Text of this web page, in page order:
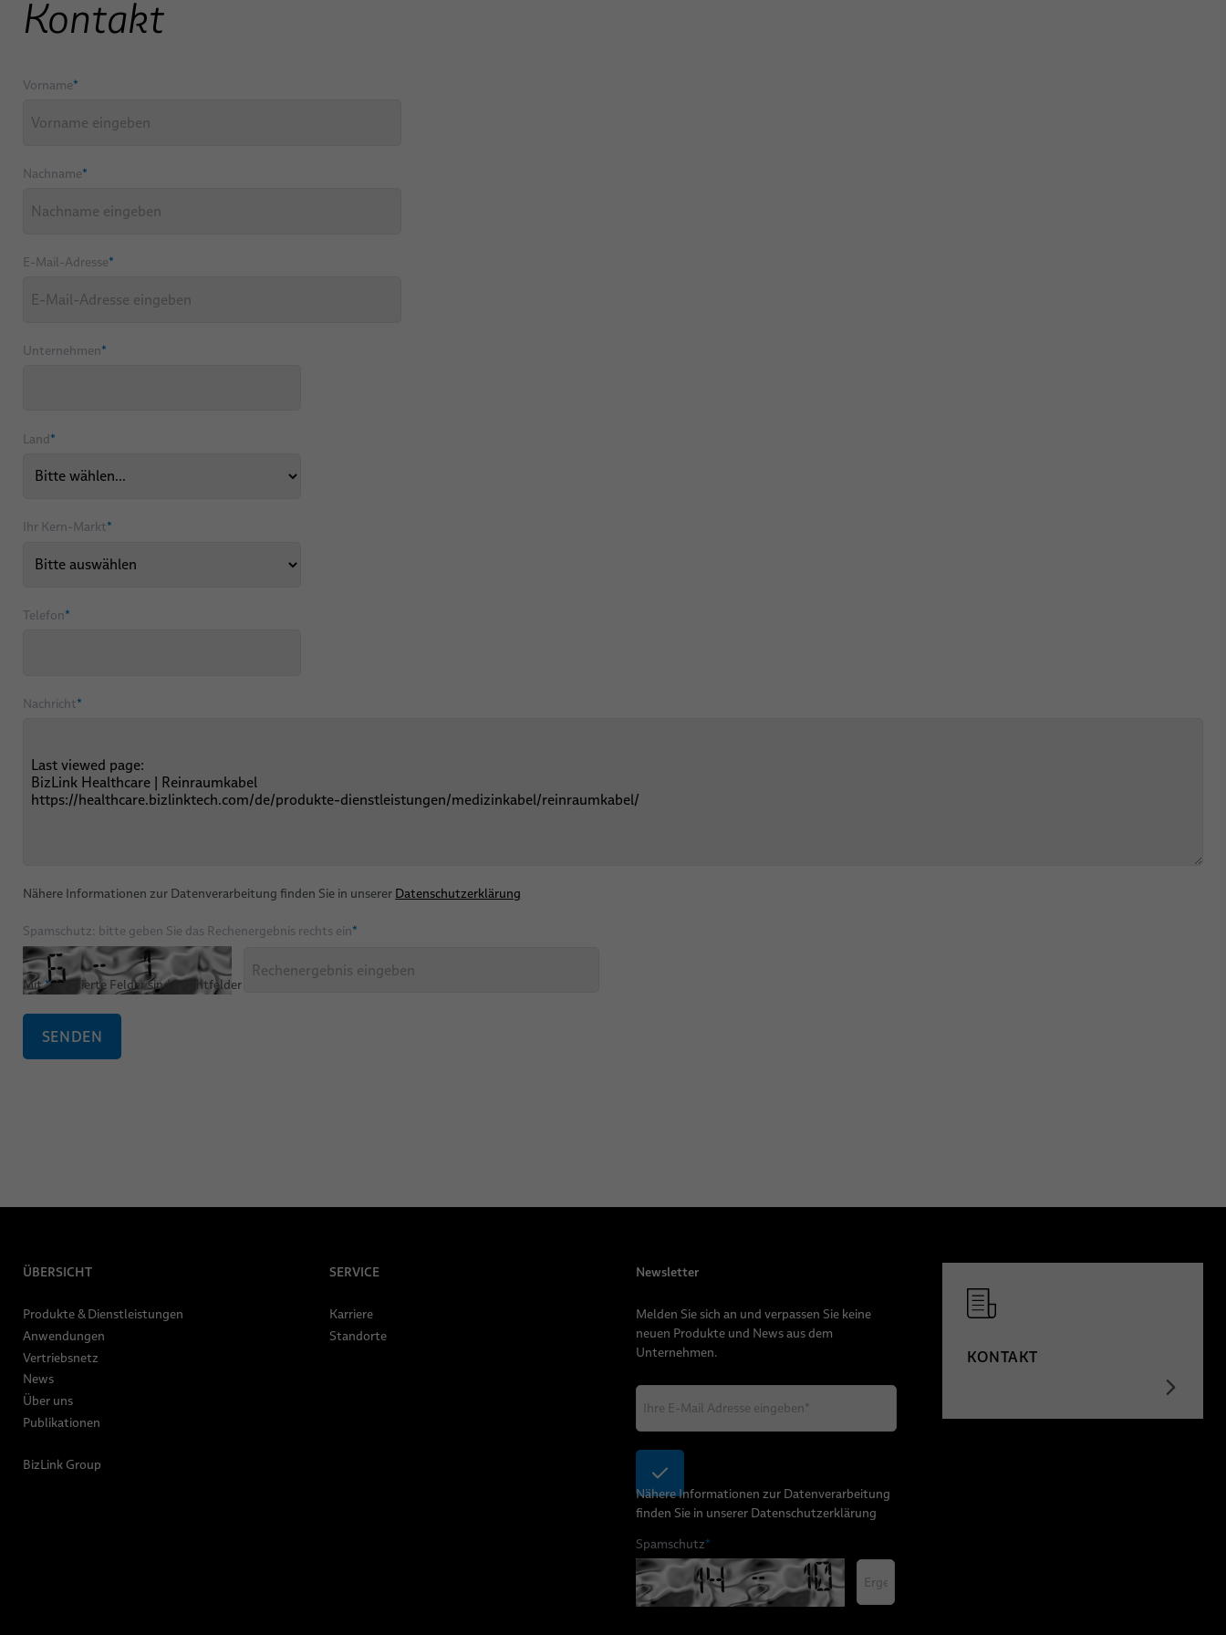
Kontakt
Vorname*
Nachname*
E-Mail-Adresse*
Unternehmen*
Land*
Ihr Kern-Markt*
Telefon*
Nachricht*
Nähere Informationen zur Datenverarbeitung finden Sie in unserer Datenschutzerklärung
Spamschutz: bitte geben Sie das Rechenergebnis rechts ein*
Mit*markierte Felder sind Pflichtfelder
SENDEN
ÜBERSICHT
Produkte & Dienstleistungen
Anwendungen
Vertriebsnetz
News
Über uns
Publikationen
BizLink Group
SERVICE
Karriere
Standorte
Newsletter
Melden Sie sich an und verpassen Sie keine
neuen Produkte und News aus dem
Unternehmen.
Nähere Informationen zur Datenverarbeitung
finden Sie in unserer Datenschutzerklärung
Spamschutz*
KONTAKT